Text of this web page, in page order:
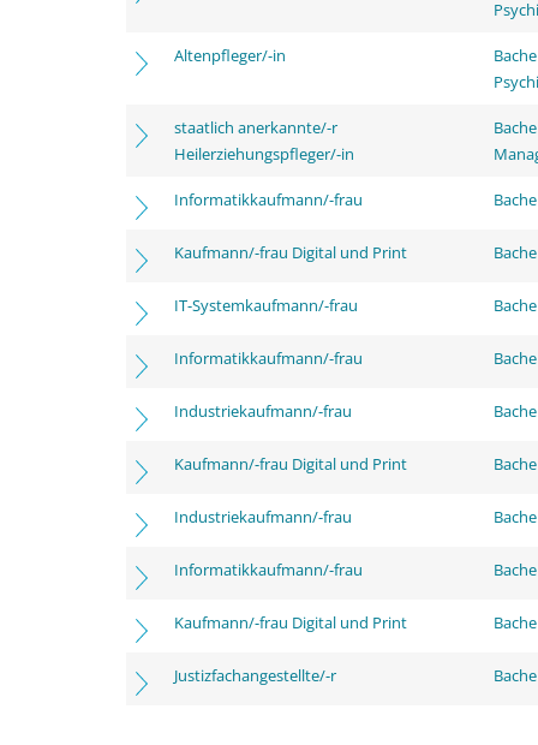
Altenpfleger/-in
staatlich anerkannte/-r
Heilerziehungspfleger/-in
Informatikkaufmann/-frau
Kaufmann/-frau Digital und Print
IT-Systemkaufmann/-frau
Informatikkaufmann/-frau
Industriekaufmann/-frau
Kaufmann/-frau Digital und Print
Industriekaufmann/-frau
Informatikkaufmann/-frau
Kaufmann/-frau Digital und Print
Justizfachangestellte/-r